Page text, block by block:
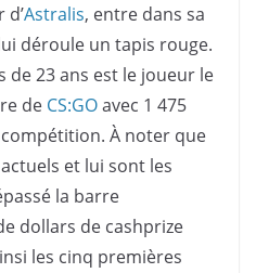
d’Astralis, entre dans sa
déroule un tapis rouge.
de 23 ans est le joueur le
de CS:GOavec 1 475
À noter que
et lui sont les
la barre
dollars de cashprize
les cinq premières